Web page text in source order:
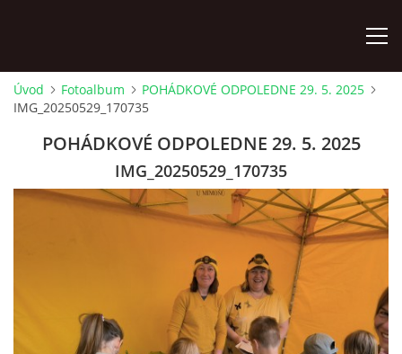
ÚVOD
Úvod Fotoalbum
POHÁDKOVÉ ODPOLEDNE 29. 5. 2025
IMG_20250529_170735
POHÁDKOVÉ ODPOLEDNE 29. 5. 2025
IMG_20250529_170735